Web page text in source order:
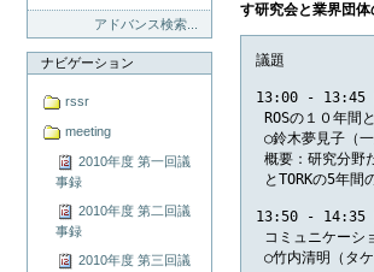
アドバンス検索...
ナビゲーション
rssr
meeting
2010年度 第一回議
事録
2010年度 第二回議
事録
2010年度 第三回議
す研究会と業界団
議題
13:00 - 13:45［
ROSの１０年間
○鈴木夢見子（
概要：研究分野
とTORKの5年間
13:50 - 14:35［
コミュニケーシ
○竹内清明（タ